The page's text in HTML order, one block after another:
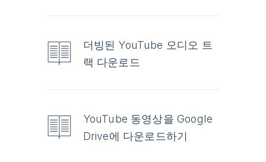
더빙된 YouTube 오디오 트
랙 다운로드
YouTube 동영상을 Google
Drive에 다운로드하기